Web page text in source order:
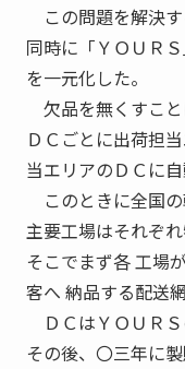
この問題を解決す
同時に「ＹＯＵＲ
を一元化した。
欠品を無くすこと
ＤＣごとに出荷担
当エリアのＤＣに
このときに全国の
主要工場はそれぞ
そこでまず各 工場
客へ 納品する配送
ＤＣはＹＯＵＲＳ
その後、〇三年に